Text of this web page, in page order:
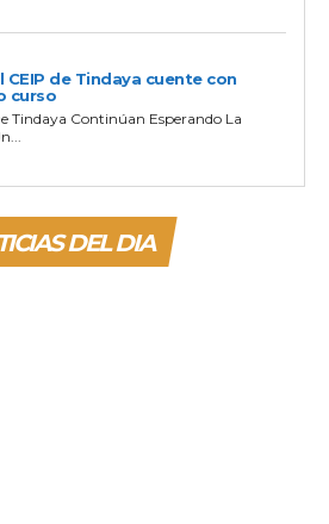
CEIP de Tindaya cuente con
curso
Tindaya Continúan Esperando La
DEL DIA